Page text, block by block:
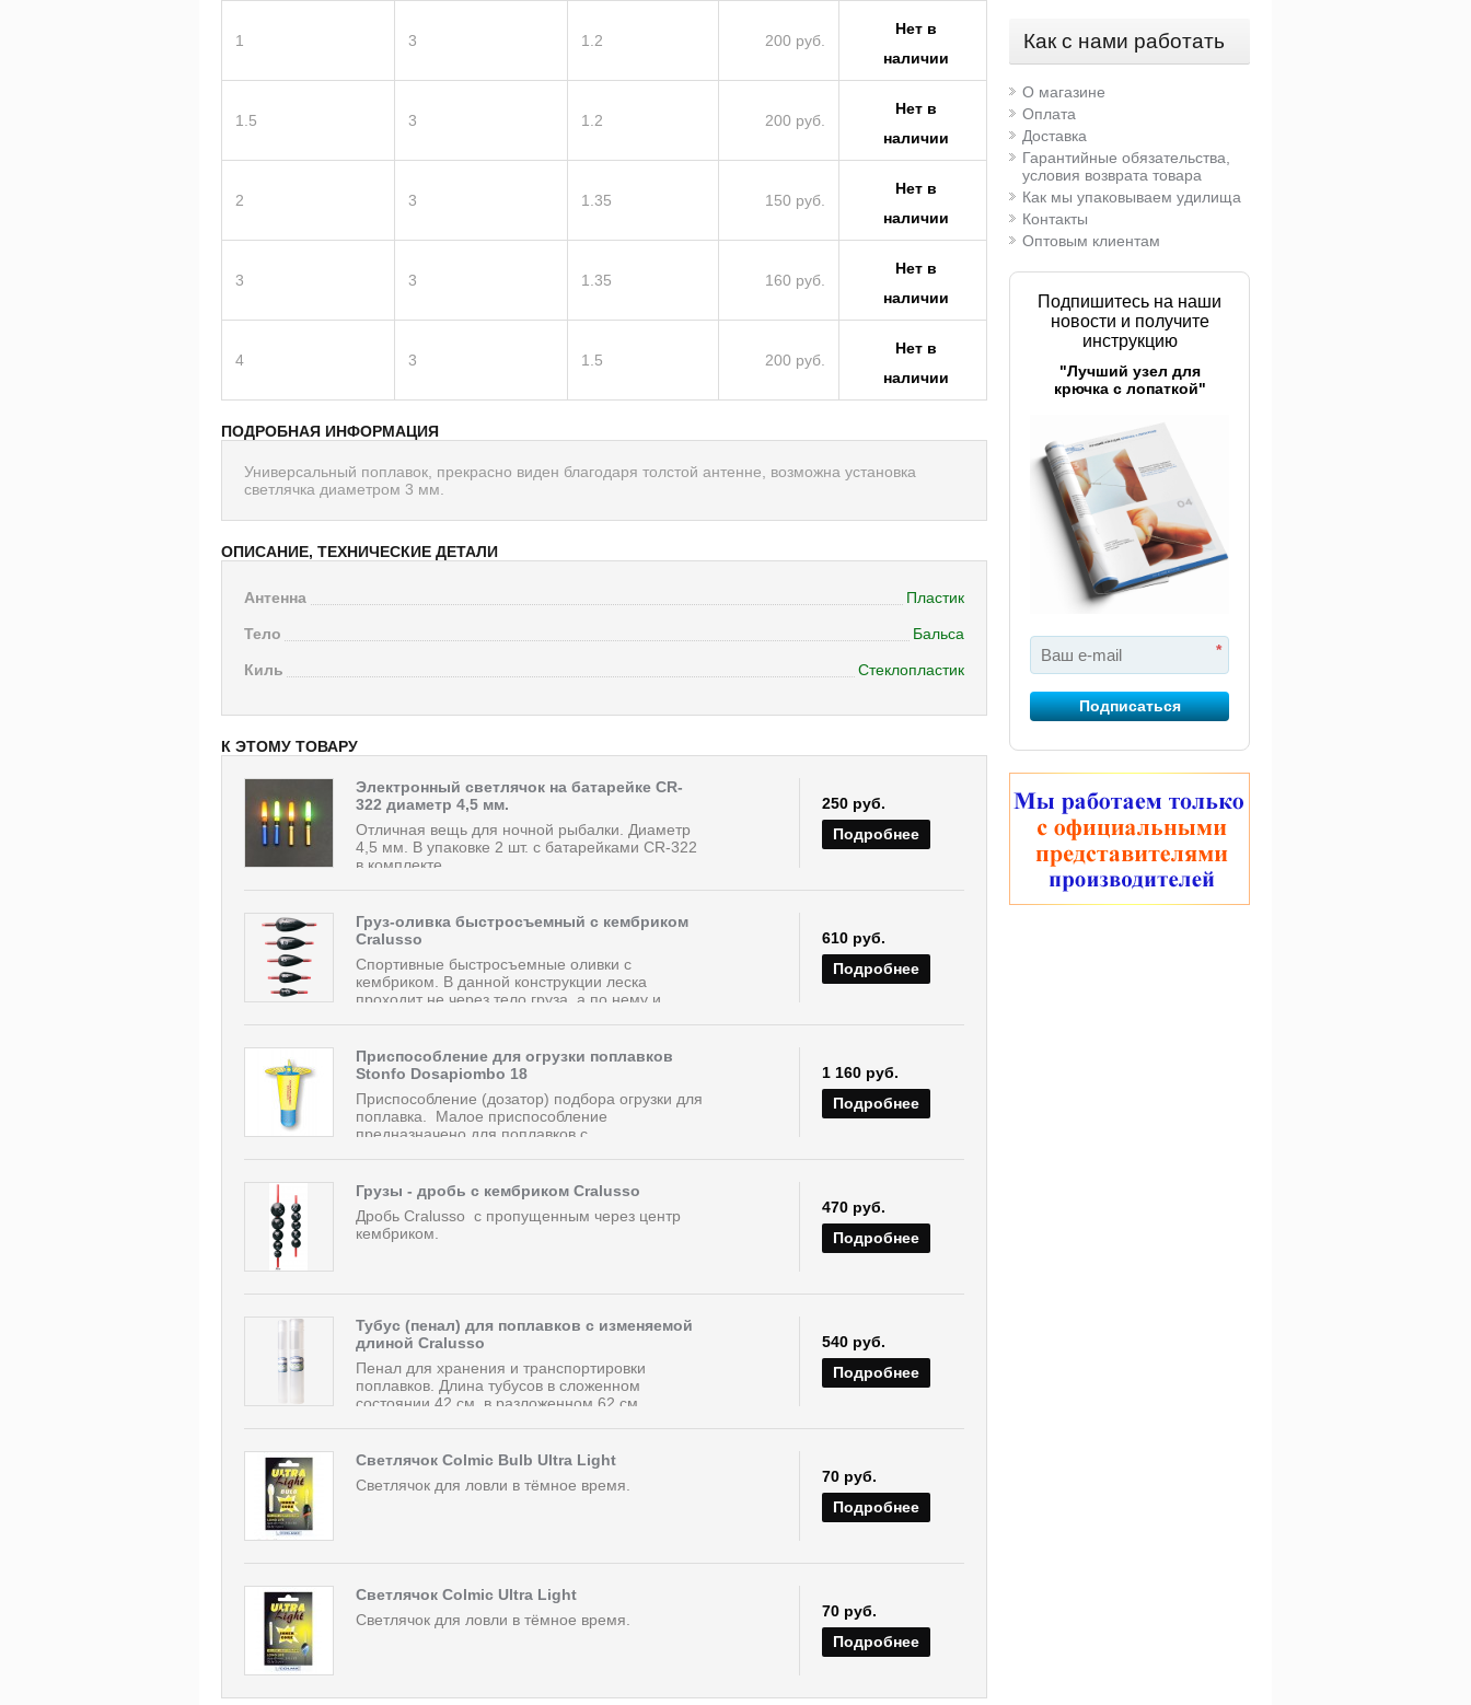
1 3 1.2 200 руб.
Нет в
наличии
1.5 3 1.2 200 руб.
Нет в
наличии
2 3 1.35 150 руб.
Нет в
наличии
3 3 1.35 160 руб.
Нет в
наличии
4 3 1.5 200 руб.
Нет в
наличии
ПОДРОБНАЯ ИНФОРМАЦИЯ
Универсальный поплавок, прекрасно виден благодаря толстой антенне, возможна установка
светлячка диаметром 3 мм.
ОПИСАНИЕ, ТЕХНИЧЕСКИЕ ДЕТАЛИ
Антенна Пластик
Тело Бальса
Киль Стеклопластик
К ЭТОМУ ТОВАРУ
Электронный светлячок на батарейке CR-
322 диаметр 4,5 мм.
Отличная вещь для ночной рыбалки. Диаметр
4,5 мм. В упаковке 2 шт. с батарейками CR-322
в комплекте.
250 руб.
Подробнее
Груз-оливка быстросъемный с кембриком
Cralusso
Спортивные быстросъемные оливки с
кембриком. В данной конструкции леска
проходит не через тело груза, а по нему и...
610 руб.
Подробнее
Приспособление для огрузки поплавков
Stonfo Dosapiombo 18
Приспособление (дозатор) подбора огрузки для
поплавка. Малое приспособление
предназначено для поплавков с...
1 160 руб.
Подробнее
Грузы - дробь с кембриком Cralusso
Дробь Cralusso с пропущенным через центр
кембриком.
470 руб.
Подробнее
Тубус (пенал) для поплавков с изменяемой
длиной Cralusso
Пенал для хранения и транспортировки
поплавков. Длина тубусов в сложенном
состоянии 42 см, в разложенном 62 см....
540 руб.
Подробнее
Светлячок Colmic Bulb Ultra Light
Светлячок для ловли в тёмное время.
70 руб.
Подробнее
Светлячок Colmic Ultra Light
Светлячок для ловли в тёмное время.
70 руб.
Подробнее
Как с нами работать
О магазине
Оплата
Доставка
Гарантийные обязательства,
условия возврата товара
Как мы упаковываем удилища
Контакты
Оптовым клиентам
Подпишитесь на наши
новости и получите
инструкцию
"Лучший узел для
крючка с лопаткой"
*
Подписаться